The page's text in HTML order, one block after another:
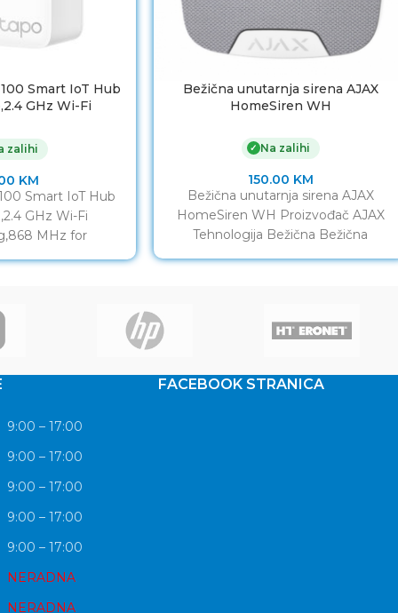
Smart IoT Hub
GHz Wi-Fi
60 Hz,Plug-in,
with Tapo App,
zalihi
KM
Smart IoT Hub
GHz Wi-Fi
MHz for
Bežična unutarnja sirena AJAX
HomeSiren WH
✓ Na zalihi
150.00 KM
Bežična unutarnja sirena AJAX
HomeSiren WH Proizvođač AJAX
Tehnologija Bežična Bežična
9:00 – 17:00
9:00 – 17:00
9:00 – 17:00
9:00 – 17:00
9:00 – 17:00
NERADNA
NERADNA
FACEBOOK STRANICA